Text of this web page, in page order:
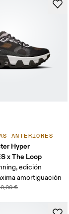
ANTERIORES
Hyper
x The Loop
edición
amortiguación
€